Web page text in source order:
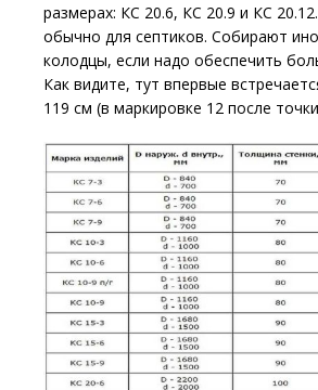
размерах: КС 20.6, КС 20.9 и КС
обычно для септиков. Собирают
колодцы, если надо обеспечить
Как видите, тут впервые
119 см (в маркировке 12 после